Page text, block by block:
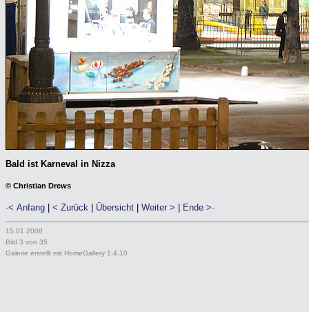
Bald ist Karneval in Nizza
© Christian Drews
·< Anfang < Zurück Übersicht Weiter > Ende >·
15.01.2008
Bild 3 von 35
Galerie erstellt mit HomeGallery 1.4.10